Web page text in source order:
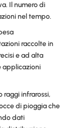
Il numero di
nel tempo.
raccolte in
e ad alta
applicazioni
raggi infrarossi,
di pioggia che
dati